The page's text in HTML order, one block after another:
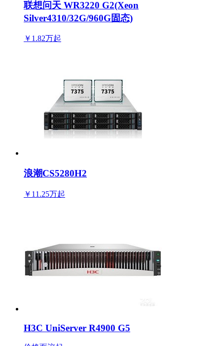
联想问天 WR3220 G2(Xeon
Silver4310/32G/960G固态)
￥1.82万起
浪潮CS5280H2
￥11.25万起
H3C UniServer R4900 G5